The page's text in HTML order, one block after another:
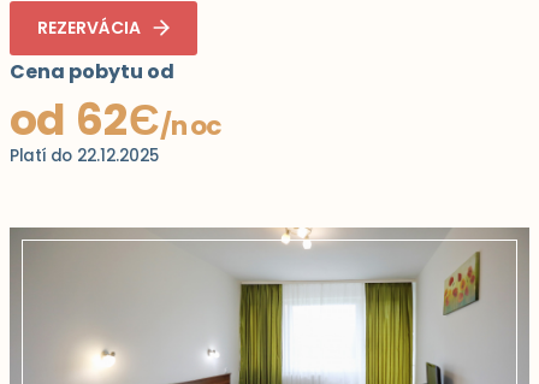
REZERVÁCIA
Cena pobytu od
od 62Є/noc
Platí do 22.12.2025